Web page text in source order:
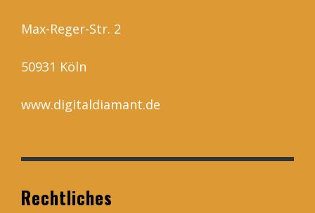
Max-Reger-Str. 2
50931 Köln
www.digitaldiamant.de
Rechtliches